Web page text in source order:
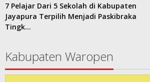
7 Pelajar Dari 5 Sekolah di Kabupaten
Jayapura Terpilih Menjadi Paskibraka
Tingk…
Kabupaten Waropen